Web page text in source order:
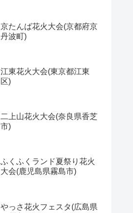
京たんば花火大会(京都府京
丹波町)
江東花火大会(東京都江東
区)
二上山花火大会(奈良県香芝
市)
ふくふくランド夏祭り花火
大会(鹿児島県霧島市)
やっさ花火フェスタ(広島県